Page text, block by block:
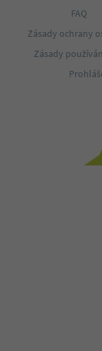
FAQ
Zásady ochrany
Zásady